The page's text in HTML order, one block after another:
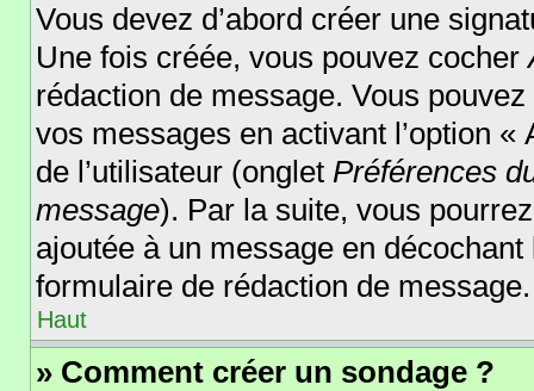
Vous devez d’abord créer une
Une fois créée, vous pouvez cocher
rédaction de message. Vous
vos messages en activant l’option
de l’utilisateur (onglet Préférences
message). Par la suite, vous
ajoutée à un message en
formulaire de rédaction de message.
Haut
» Comment créer un sondage ?